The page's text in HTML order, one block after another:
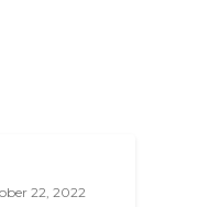
22, 2022